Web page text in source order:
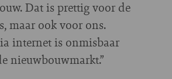
Dat is prettig voor de
maar ook voor ons.
internet is onmisbaar
nieuwbouwmarkt.”